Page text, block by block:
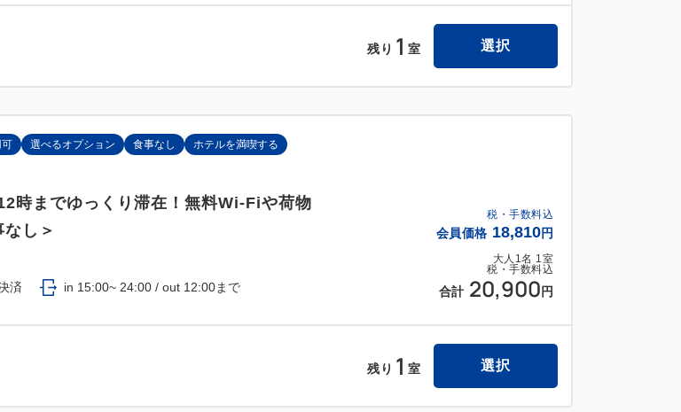
残り 1 室 選択
税・手数料込
会員価格 18,810円
大人 1名 1室
税・手数料込
合計 20,900 円
選べるオプション 食事なし
ホテルを満喫する
時までゆっくり滞在！無料Wi-Fiや荷物
し＞
済 in 15:00~ 24:00 / out 12:00まで
残り 1 室 選択